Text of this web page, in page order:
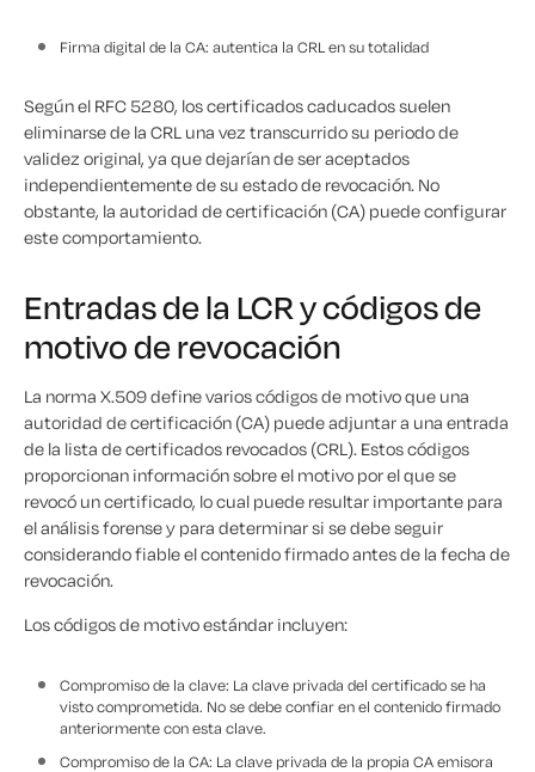
Firma digital de la CA: autentica la CRL en su totalidad
Según el RFC 5280, los certificados caducados suelen
eliminarse de la CRL una vez transcurrido su periodo de
validez original, ya que dejarían de ser aceptados
independientemente de su estado de revocación. No
obstante, la autoridad de certificación (CA) puede configurar
este comportamiento.
Entradas de la LCR y códigos de
motivo de revocación
La norma X.509 define varios códigos de motivo que una
autoridad de certificación (CA) puede adjuntar a una entrada
de la lista de certificados revocados (CRL). Estos códigos
proporcionan información sobre el motivo por el que se
revocó un certificado, lo cual puede resultar importante para
el análisis forense y para determinar si se debe seguir
considerando fiable el contenido firmado antes de la fecha de
revocación.
Los códigos de motivo estándar incluyen:
Compromiso de la clave: La clave privada del certificado se ha
visto comprometida. No se debe confiar en el contenido firmado
anteriormente con esta clave.
Compromiso de la CA: La clave privada de la propia CA emisora